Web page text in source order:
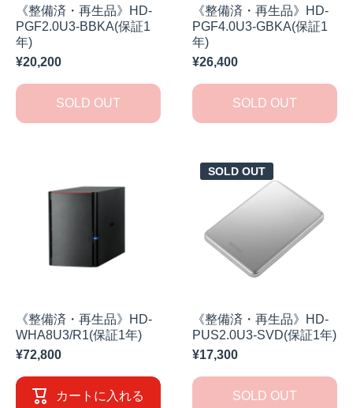
《整備済・再生品》HD-
PGF2.0U3-BBKA(保証1
年)
¥20,200
SOLD OUT
《整備済・再生品》HD-
PGF4.0U3-GBKA(保証1
年)
¥26,400
SOLD OUT
《整備済・再生品》HD-
WHA8U3/R1(保証1年)
¥72,800
カートに入れる
SOLD OUT
《整備済・再生品》HD-
PUS2.0U3-SVD(保証1年)
¥17,300
SOLD OUT